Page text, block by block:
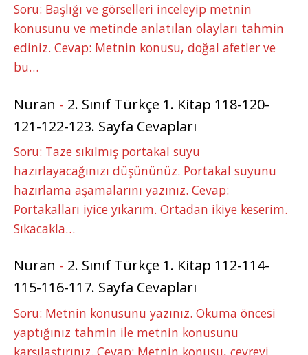
Soru: Başlığı ve görselleri inceleyip metnin
konusunu ve metinde anlatılan olayları tahmin
ediniz. Cevap: Metnin konusu, doğal afetler ve
bu…
Nuran - 2. Sınıf Türkçe 1. Kitap 118-120-
121-122-123. Sayfa Cevapları
Soru: Taze sıkılmış portakal suyu
hazırlayacağınızı düşününüz. Portakal suyunu
hazırlama aşamalarını yazınız. Cevap:
Portakalları iyice yıkarım. Ortadan ikiye keserim.
Sıkacakla…
Nuran - 2. Sınıf Türkçe 1. Kitap 112-114-
115-116-117. Sayfa Cevapları
Soru: Metnin konusunu yazınız. Okuma öncesi
yaptığınız tahmin ile metnin konusunu
karşılaştırınız. Cevap: Metnin konusu, çevreyi